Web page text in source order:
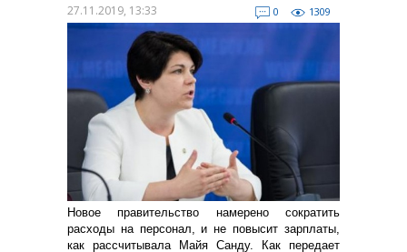
27.11.2019, 13:33 0 1309
Новое правительство намерено сократить
расходы на персонал, и не повысит зарплаты,
как рассчитывала Майя Санду. Как передает